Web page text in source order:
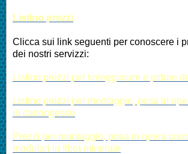
Listino prezzi
Clicca sui link seguenti per conoscere i
dei nostri servizzi:
Listino prezzi per tinteggiature e pitture
Listino prezzi per montaggio, posa in
in cartongesso
Prezzi per montaggio, posa in opera
modulari in fibra minerale